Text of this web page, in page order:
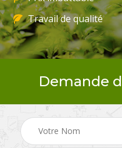
Travail de qualité
Demande